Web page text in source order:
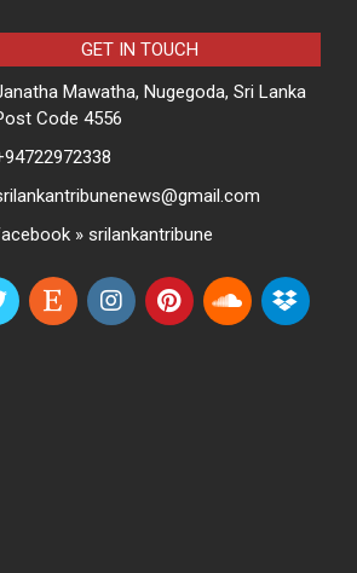
GET IN TOUCH
Mawatha, Nugegoda, Sri Lanka
Code 4556
» srilankantribune